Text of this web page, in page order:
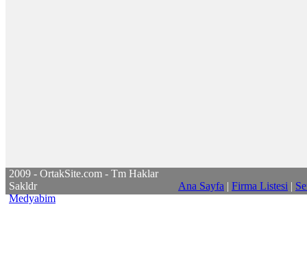
2009 - OrtakSite.com - Tm Haklar
Sakldr
Medyabim
Ana Sayfa | Firma Listesi |